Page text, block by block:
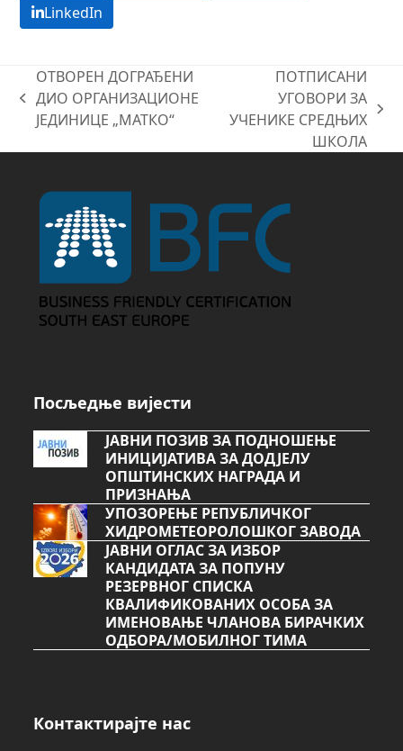
LinkedIn
previous
post:
ОТВОРЕН ДОГРАЂЕНИ
ДИО ОРГАНИЗАЦИОНЕ
ЈЕДИНИЦЕ „МАТКО“
next
ПОТПИСАНИ
УГОВОРИ ЗА
УЧЕНИКЕ СРЕДЊИХ
ШКОЛА
Посљедње вијести
ЈАВНИ ПОЗИВ ЗА ПОДНОШЕЊЕ
ИНИЦИЈАТИВА ЗА ДОДЈЕЛУ
ОПШТИНСКИХ НАГРАДА И
ПРИЗНАЊА
УПОЗОРЕЊЕ РЕПУБЛИЧКОГ
ХИДРОМЕТЕОРОЛОШКОГ ЗАВОДА
ЈАВНИ ОГЛАС ЗА ИЗБОР
КАНДИДАТА ЗА ПОПУНУ
РЕЗЕРВНОГ СПИСКА
КВАЛИФИКОВАНИХ ОСОБА ЗА
ИМЕНОВАЊЕ ЧЛАНОВА БИРАЧКИХ
ОДБОРА/МОБИЛНОГ ТИМА
Контактирајте нас